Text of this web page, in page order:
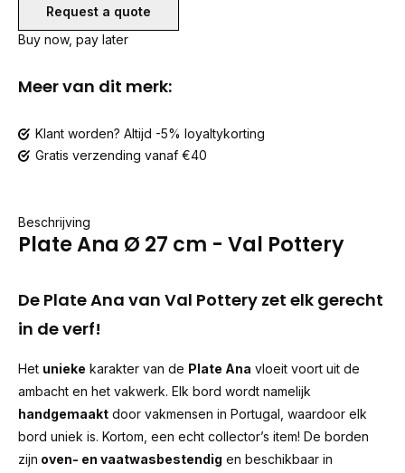
Request a quote
Buy now, pay later
Meer van dit merk:
Klant worden? Altijd -5% loyaltykorting
Gratis verzending vanaf €40
Beschrijving
Plate Ana Ø 27 cm - Val Pottery
De Plate Ana van Val Pottery zet elk gerecht
in de verf!
Het unieke karakter van de Plate Ana vloeit voort uit de
ambacht en het vakwerk. Elk bord wordt namelijk
handgemaakt door vakmensen in Portugal, waardoor elk
bord uniek is. Kortom, een echt collector’s item! De borden
zijn oven- en vaatwasbestendig en beschikbaar in